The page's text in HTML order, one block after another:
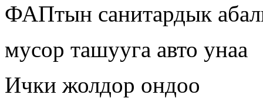
ФАПтын санитардык
мусор ташууга авто унаа
Ички жолдор ондоо